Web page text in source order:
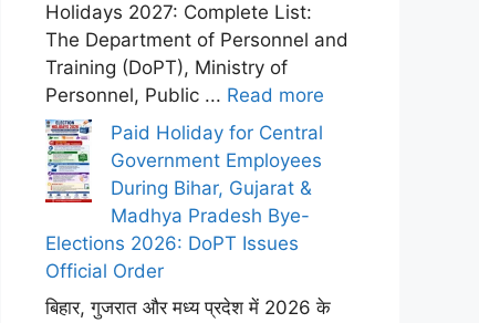
Holidays 2027: Complete List:
The Department of Personnel and
Training (DoPT), Ministry of
Personnel, Public ... Read more
Paid Holiday for Central
Government Employees
During Bihar, Gujarat &
Madhya Pradesh Bye-
Elections 2026: DoPT Issues
Official Order
बिहार, गुजरात और मध्य प्रदेश में 2026 के